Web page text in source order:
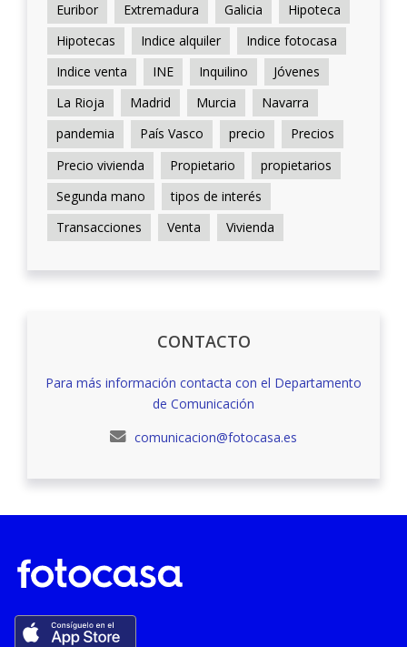
Euribor
Extremadura Galicia
Hipoteca
Hipotecas
Indice alquiler
Indice fotocasa
Indice venta
INE Inquilino
Jóvenes
La Rioja
Madrid Murcia
Navarra
pandemia
País Vasco precio
Precios
Precio vivienda
Propietario
propietarios
Segunda mano
tipos de interés
Transacciones
Venta Vivienda
CONTACTO
Para más información contacta con el Departamento
de Comunicación
comunicacion@fotocasa.es